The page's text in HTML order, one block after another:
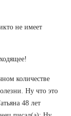
не имеет
количестве
Ну что это
48 лет